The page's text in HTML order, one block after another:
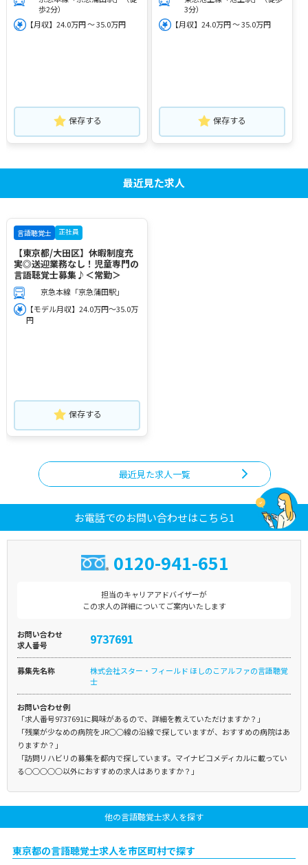
歩2分）
【月収】24.0万円 ～ 35.0万円
保存する
3分）
【月収】24.0万円 ～ 35.0万円
保存する
最近見た求人
言語聴覚士 正社員
【東京都/大田区】休暇制度充
実◎送迎業務なし！児童専門の
言語聴覚士募集♪＜常勤＞
京急本線「京急蒲田駅」
【モデル月収】24.0万円～35.0万
円
保存する
最近見た求人一覧
お電話でのお問い合わせはこちら1
0120-941-651
担当のキャリアアドバイザーが
この求人の詳細についてご案内いたします
お問い合わせ
求人番号
9737691
募集先名称
株式会社スター・フィールド ほしのこアルファの言語聴覚
士
お問い合わせ例
「求人番号9737691に興味があるので、詳細を教えていただけますか？」
「残業が少なめの病院をJR○○線の沿線で探していますが、おすすめの病院はあ
りますか？」
「訪問リハビリの募集を都内で探しています。マイナビコメディカルに載ってい
る○○○○○以外におすすめの求人はありますか？」
他の言語聴覚士求人を探す
東京都の言語聴覚士求人を市区町村で探す